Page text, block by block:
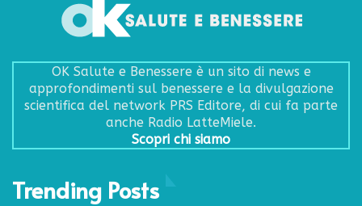
OK Salute e Benessere è un sito di news e
approfondimenti sul benessere e la divulgazione
scientifica del network PRS Editore, di cui fa parte
anche Radio LatteMiele.
Scopri chi siamo
Trending Posts